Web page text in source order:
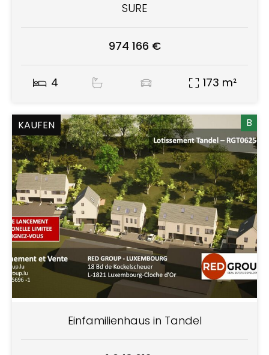
SURE
974 166 €
4 173 m²
KAUFEN B
Einfamilienhaus in Tandel